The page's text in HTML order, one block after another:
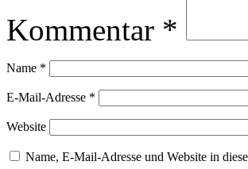
Kommentar *
Name *
E-Mail-Adresse *
Website
Name, E-Mail-Adresse und Website in